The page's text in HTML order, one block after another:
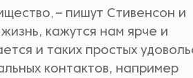
– пишут Стивенсон и
кажутся нам ярче и
и таких простых
контактов, например